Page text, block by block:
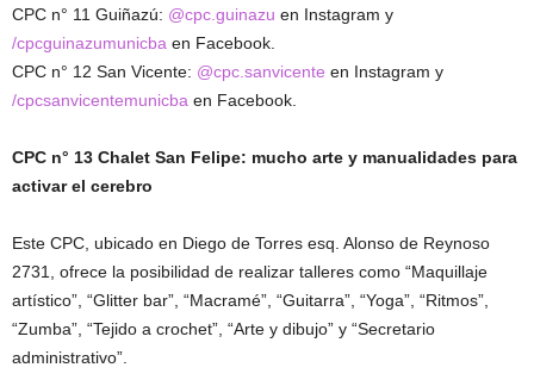
CPC n° 11 Guiñazú: @cpc.guinazu en Instagram y
/cpcguinazumunicba en Facebook.
CPC n° 12 San Vicente: @cpc.sanvicente en Instagram y
/cpcsanvicentemunicba en Facebook.
CPC n° 13 Chalet San Felipe: mucho arte y manualidades para
activar el cerebro
Este CPC, ubicado en Diego de Torres esq. Alonso de Reynoso
2731, ofrece la posibilidad de realizar talleres como “Maquillaje
artístico”, “Glitter bar”, “Macramé”, “Guitarra”, “Yoga”, “Ritmos”,
“Zumba”, “Tejido a crochet”, “Arte y dibujo” y “Secretario
administrativo”.